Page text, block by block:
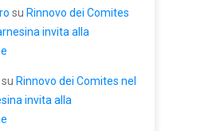
su Rinnovo dei Comites
invita alla
su Rinnovo dei Comites nel
invita alla